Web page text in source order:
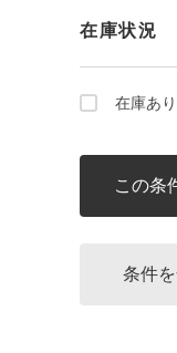
在庫状況
在庫あり